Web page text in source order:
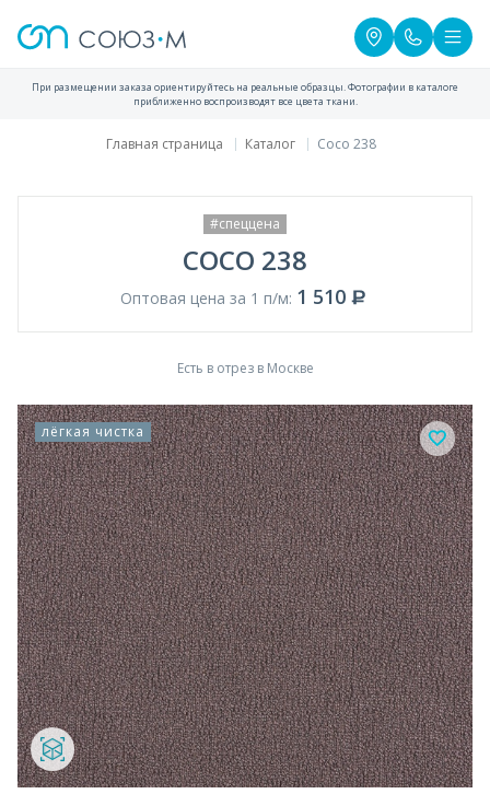
При размещении заказа ориентируйтесь на реальные образцы. Фотографии в каталоге
приближенно воспроизводят все цвета ткани.
Главная страница Каталог Coco 238
#спеццена
COCO 238
Оптовая цена за 1 п/м: 1 510
Есть в отрез в Москве
лёгкая чистка